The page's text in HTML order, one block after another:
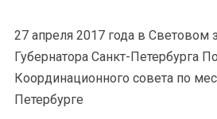
27 апреля 2017 года в Световом
Губернатора Санкт-Петербурга
Координационного совета по
Петербурге